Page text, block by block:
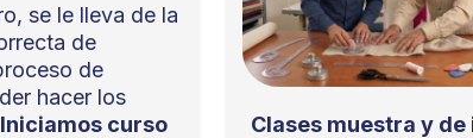
se le lleva de la
de
de
hacer los
Iniciamos curso
Clases muestra y